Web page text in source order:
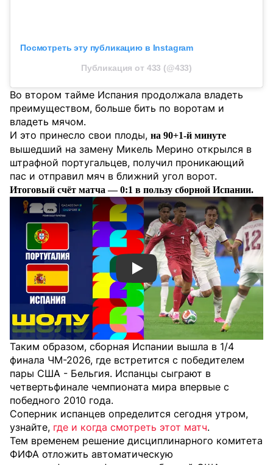
Посмотреть эту публикацию в Instagram
Публикация от 433 (@433)
Во втором тайме Испания продолжала владеть
преимуществом, больше бить по воротам и
владеть мячом.
И это принесло свои плоды, на 90+1-й минуте
вышедший на замену Микель Мерино открылся в
штрафной португальцев, получил проникающий
пас и отправил мяч в ближний угол ворот.
Итоговый счёт матча — 0:1 в пользу сборной Испании.
Смотреть видео YouTube
Таким образом, сборная Испании вышла в 1/4
финала ЧМ-2026, где встретится с победителем
пары США - Бельгия. Испанцы сыграют в
четвертьфинале чемпионата мира впервые с
победного 2010 года.
Соперник испанцев определится сегодня утром,
узнайте, где и когда смотреть этот матч.
Тем временем решение дисциплинарного комитета
ФИФА отложить автоматическую